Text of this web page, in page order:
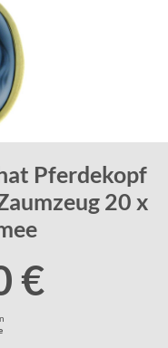
Pferdekopf
20 x
€